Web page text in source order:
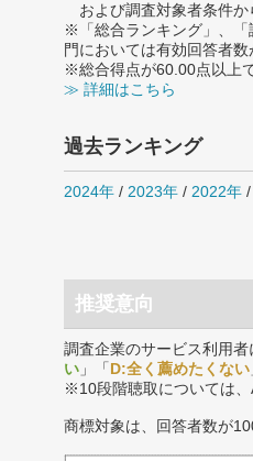
および調査対象者条件か
※「総合ランキング」、「
門においては有効回答者
※総合得点が60.00点以上
≫ 詳細はこちら
過去ランキング
2024年 / 2023年 / 2022年 /
推奨意向
調査企業のサービス利用
い 」「D:全く薦めたくない
※10段階聴取については、
商標対象は、回答者数が